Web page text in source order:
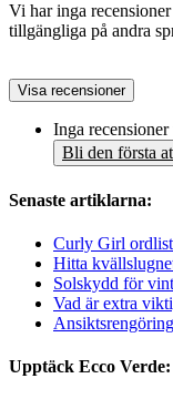
Vi har inga
tillgängliga på andra
Visa recensioner
Inga
Bli den första
Senaste artiklarna:
Curly Girl
Hitta
Solskydd för
Vad är extra
Upptäck Ecco Verde: